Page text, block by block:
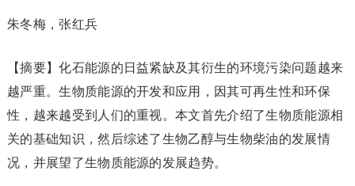
朱冬梅，张红兵
【摘要】化石能源的日益紧缺及其衍生的环境污染问题越来
越严重。生物质能源的开发和应用，因其可再生性和环保
性，越来越受到人们的重视。本文首先介绍了生物质能源相
关的基础知识，然后综述了生物乙醇与生物柴油的发展情
况，并展望了生物质能源的发展趋势。